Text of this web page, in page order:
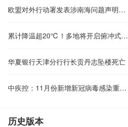
欧盟对外行动署发表涉南海问题声明，中国驻欧盟使团驳斥
累计降温超20℃！多地将开启俯冲式降温
华夏银行天津分行行长贡丹志坠楼死亡
中疾控：11月份新增新冠病毒感染重症病例135例
历史版本